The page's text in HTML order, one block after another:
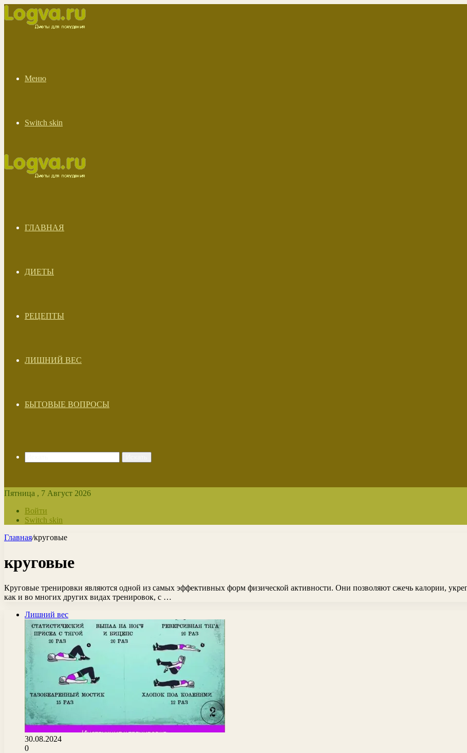
Меню
Switch skin
ГЛАВНАЯ
ДИЕТЫ
РЕЦЕПТЫ
ЛИШНИЙ ВЕС
БЫТОВЫЕ ВОПРОСЫ
Пятница , 7 Август 2026
Войти
Switch skin
Главная/круговые
круговые
Круговые тренировки являются одной из самых эффективных форм физической активности. Они позволяют сжечь калории,
как и во многих других видах тренировок, с …
Лишний вес
30.08.2024
0